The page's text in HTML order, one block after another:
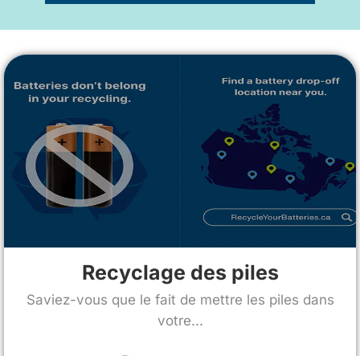
Recyclage des piles
Saviez-vous que le fait de mettre les piles dans
votre...